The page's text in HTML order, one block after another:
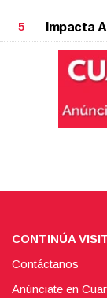
5 Impacta
CONTINÚA
Contáctanos
Anúnciate en